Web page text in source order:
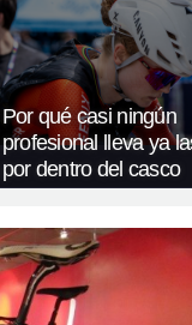
Por qué casi ningún
profesional lleva ya
por dentro del casco